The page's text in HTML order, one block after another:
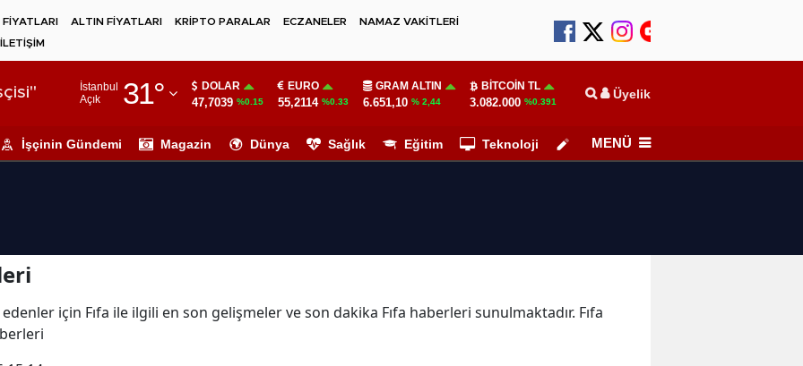
ALTIN FİYATLARI KRİPTO PARALAR ECZANELER
NAMAZ VAKİTLERİ
İLETİŞİM
İstanbul
Açık
31°
Adıyaman
Ağrı
Artvin
DOLAR
47,7039 %0.15
EURO
55,2114 %0.33
GRAM ALTIN
6.651,10 % 2,44
BITCOIN TL
3.082.000 %0.391 Üyelik
İşçinin Gündemi Magazin Dünya Sağlık Eğitim Teknoloji Köşe Yazarları
MENÜ
için Fıfa ile ilgili en son gelişmeler ve son dakika Fıfa haberleri sunulmaktadır. Fıfa